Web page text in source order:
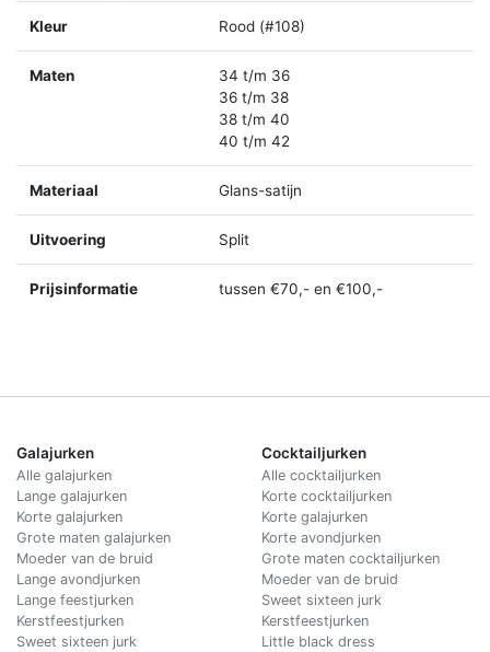
Kleur Rood (#108)
Maten
34 t/m 36
36 t/m 38
38 t/m 40
40 t/m 42
Materiaal Glans-satijn
Uitvoering Split
Prijsinformatie tussen €70,- en €100,-
Galajurken
Alle galajurken
Lange galajurken
Korte galajurken
Grote maten galajurken
Moeder van de bruid
Lange avondjurken
Lange feestjurken
Kerstfeestjurken
Sweet sixteen jurk
Cocktailjurken
Alle cocktailjurken
Korte cocktailjurken
Korte galajurken
Korte avondjurken
Grote maten cocktailjurken
Moeder van de bruid
Sweet sixteen jurk
Kerstfeestjurken
Little black dress